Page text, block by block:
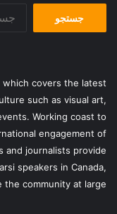
برای:
which covers the latest
such as visual art,
Working coast to
engagement of
and journalists provide
speakers in Canada,
the community at large.